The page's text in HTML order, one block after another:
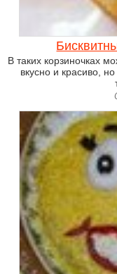
В таких корзиночках
вкусно и красиво,